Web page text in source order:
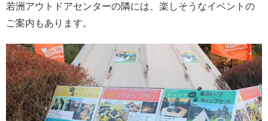
若洲アウトドアセンターの隣には、楽しそうなイベントの
ご案内もあります。